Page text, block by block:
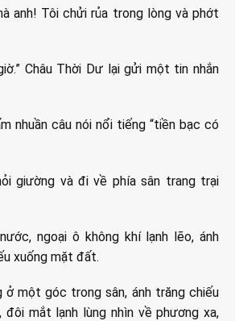
anh! Tôi chửi rủa trong lòng và phớt
Châu Thời Dư lại gửi một tin nhắn
nhuần câu nói nổi tiếng “tiền bạc có
giường và đi về phía sân trang trại
ngoại ô không khí lạnh lẽo, ánh
xuống mặt đất.
ở một góc trong sân, ánh trăng chiếu
đôi mắt lạnh lùng nhìn về phương xa,